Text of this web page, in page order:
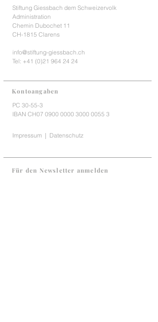
Kontoangaben
Stiftung Giessbach dem Schweizervolk
Administration
Chemin Dubochet 11
CH-1815 Clarens
info@stiftung-giessbach.ch
Tel: +41 (0)21 964 24 24
PC 30-55-3
IBAN CH07 0900 0000 3000 0055 3
Für den Newsletter anmelden
Impressum | Datenschutz